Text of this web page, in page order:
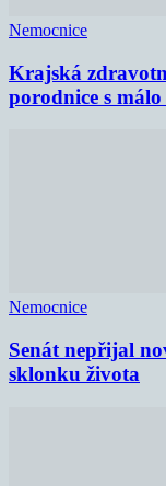
Nemocnice
Krajská
porodnice s
Nemocnice
Senát nepřijal
sklonku života